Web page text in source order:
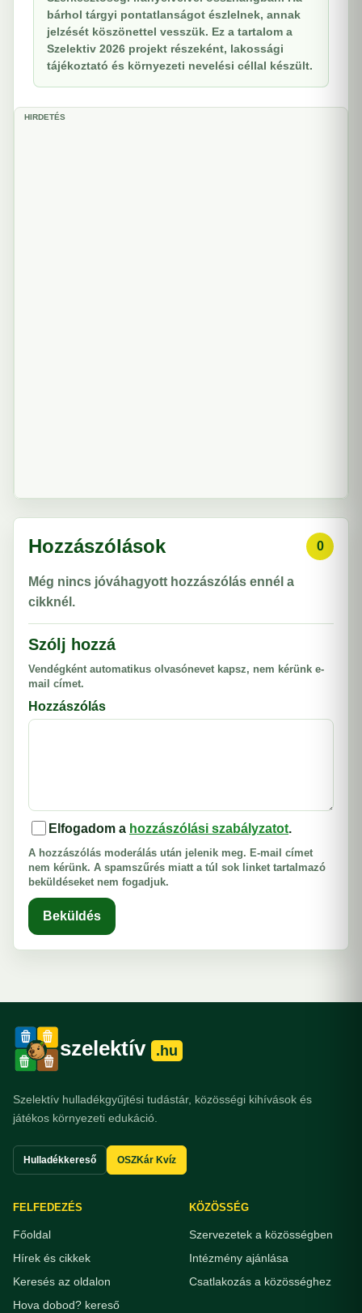
bárhol tárgyi pontatlanságot észlelnek, annak
jelzését köszönettel vesszük. Ez a tartalom a
Szelektiv 2026 projekt részeként, lakossági
tájékoztató és környezeti nevelési céllal készült.
HIRDETÉS
Hozzászólások 0
Még nincs jóváhagyott hozzászólás ennél a
cikknél.
Szólj hozzá
Vendégként automatikus olvasónevet kapsz, nem kérünk e-
mail címet.
Hozzászólás
Elfogadom a hozzászólási szabályzatot.
A hozzászólás moderálás után jelenik meg. E-mail címet
nem kérünk. A spamszűrés miatt a túl sok linket tartalmazó
beküldéseket nem fogadjuk.
Beküldés
szelektív .hu
Szelektív hulladékgyűjtési tudástár, közösségi kihívások és
játékos környezeti edukáció.
Hulladékkereső OSZKár Kvíz
FELFEDEZÉS
Főoldal
Hírek és cikkek
Keresés az oldalon
Hova dobod? kereső
KÖZÖSSÉG
Szervezetek a közösségben
Intézmény ajánlása
Csatlakozás a közösséghez